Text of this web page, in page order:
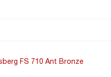
FS 710 Ant Bronze